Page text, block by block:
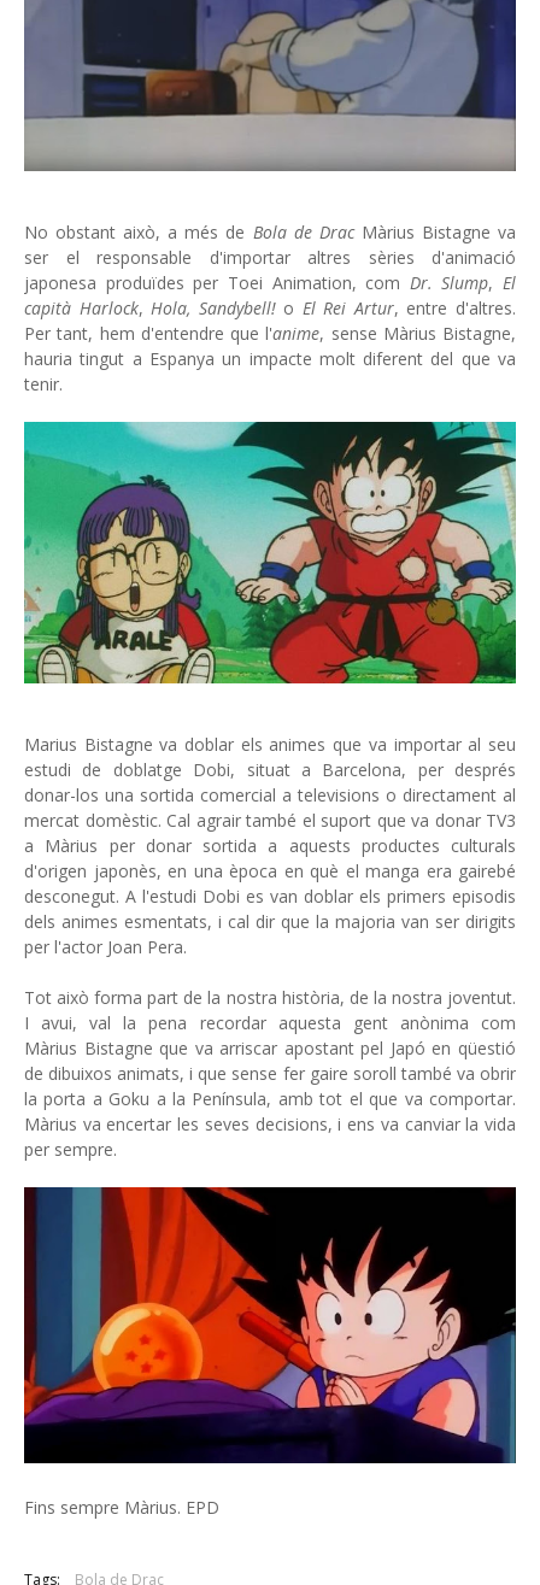
No obstant això, a més de Bola de DracMàrius Bistagne va
ser el responsable d'importar altres sèries d'animació
japonesa produïdes per Toei Animation, com Dr. Slump, El
capità Harlock, Hola, Sandybell!o El Rei Artur, entre d'altres.
Per tant, hem d'entendre que l'anime, sense Màrius Bistagne,
hauria tingut a Espanya un impacte molt diferent del que va
tenir.
Marius Bistagne va doblar els animes que va importar al seu
estudi de doblatge Dobi, situat a Barcelona, ​​per després
donar-los una sortida comercial a televisions o directament al
mercat domèstic. Cal agrair també el suport que va donar TV3
a Màrius per donar sortida a aquests productes culturals
d'origen japonès, en una època en què el manga era gairebé
desconegut. A l'estudi Dobi es van doblar els primers episodis
dels animes esmentats, i cal dir que la majoria van ser dirigits
per l'actor Joan Pera.
Tot això forma part de la nostra història, de la nostra joventut.
I avui, val la pena recordar aquesta gent anònima com
Màrius Bistagne que va arriscar apostant pel Japó en qüestió
de dibuixos animats, i que sense fer gaire soroll també va obrir
la porta a Goku a la Península, amb tot el que va comportar.
Màrius va encertar les seves decisions, i ens va canviar la vida
per sempre.
Fins sempre Màrius. EPD
Tags: Bola de Drac